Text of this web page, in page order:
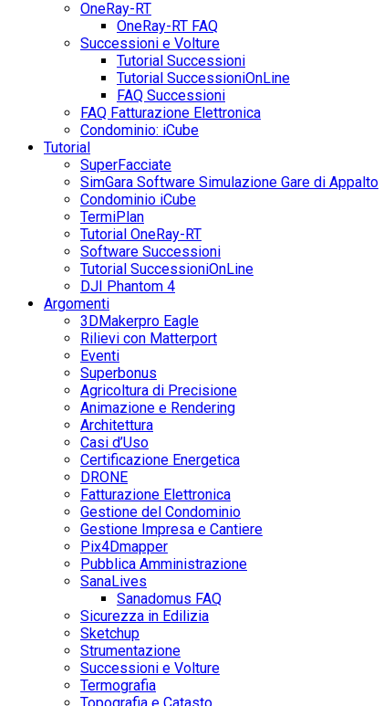
OneRay-RT
OneRay-RT FAQ
Successioni e Volture
Tutorial Successioni
Tutorial SuccessioniOnLine
FAQ Successioni
FAQ Fatturazione Elettronica
Condominio: iCube
Tutorial
SuperFacciate
SimGara Software Simulazione Gare di Appalto
Condominio iCube
TermiPlan
Tutorial OneRay-RT
Software Successioni
Tutorial SuccessioniOnLine
DJI Phantom 4
Argomenti
3DMakerpro Eagle
Rilievi con Matterport
Eventi
Superbonus
Agricoltura di Precisione
Animazione e Rendering
Architettura
Casi d’Uso
Certificazione Energetica
DRONE
Fatturazione Elettronica
Gestione del Condominio
Gestione Impresa e Cantiere
Pix4Dmapper
Pubblica Amministrazione
SanaLives
Sanadomus FAQ
Sicurezza in Edilizia
Sketchup
Strumentazione
Successioni e Volture
Termografia